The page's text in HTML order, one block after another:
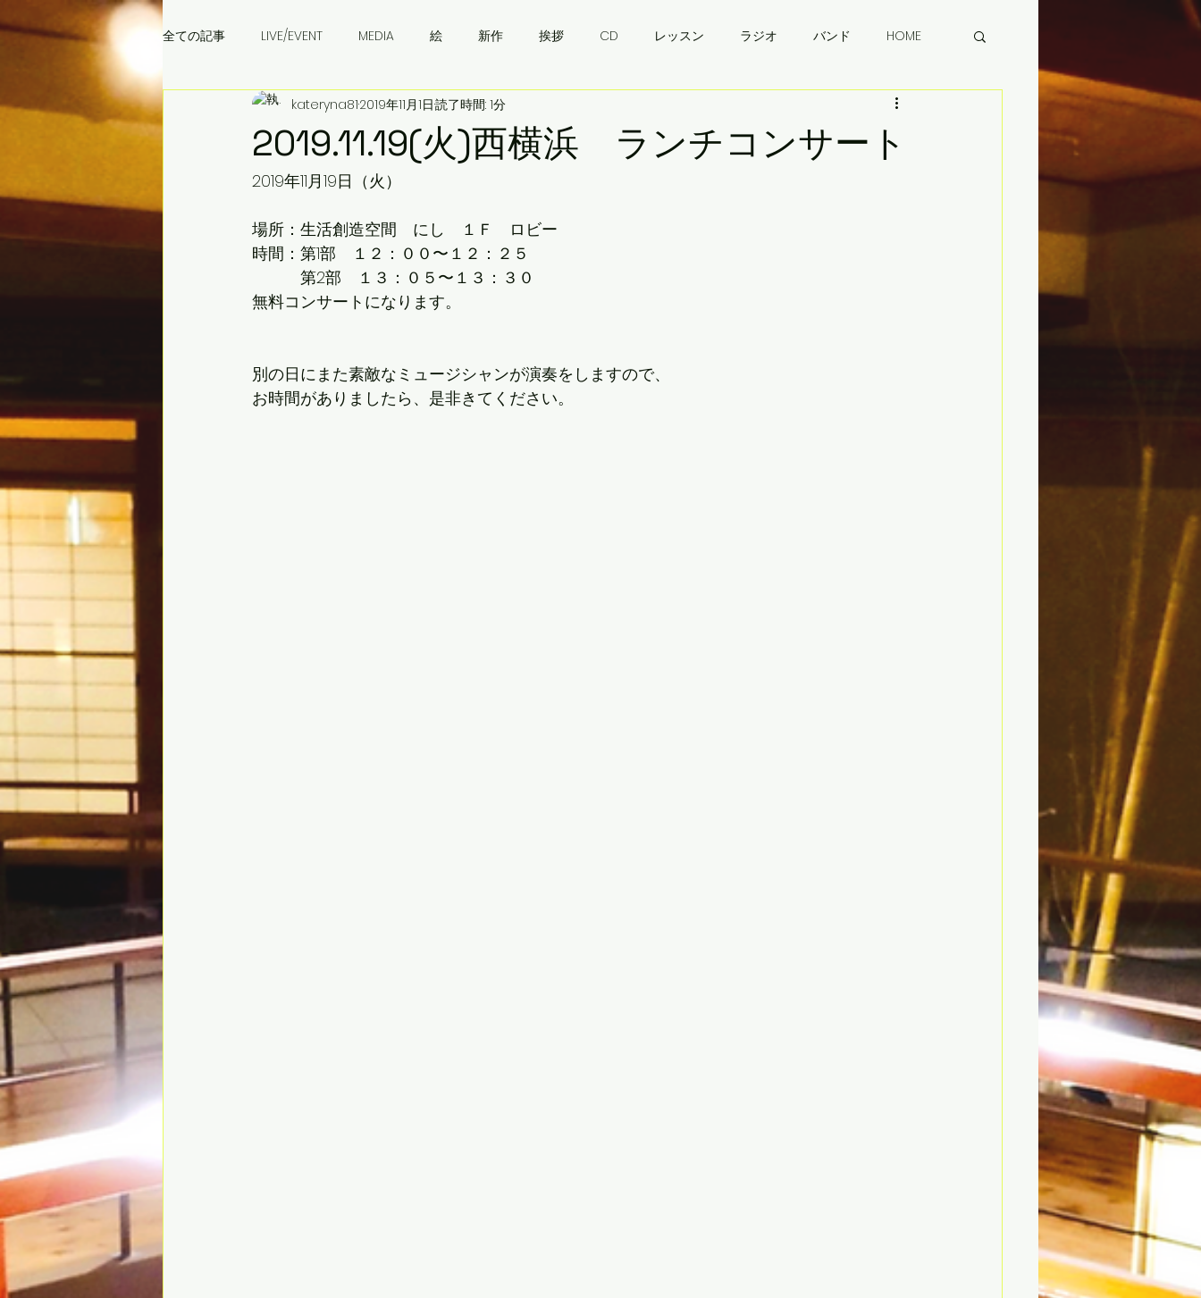
全ての記事 LIVE/EVENT MEDIA 絵 新作 挨拶 CD レッスン ラジオ バンド HOME
成田音楽学校 ウクライナ料理・ウクライナワイン会
2019.11.19(火)西横浜 ランチコンサート
kateryna812019年11月1日読了時間: 1分
2019年11月19日（火）
場所：生活創造空間　にし　１Ｆ　ロビー
時間：第1部　１２：００〜１２：２５
第2部　１３：０５〜１３：３０
無料コンサートになります。
別の日にまた素敵なミュージシャンが演奏をしますので、
お時間がありましたら、是非きてください。